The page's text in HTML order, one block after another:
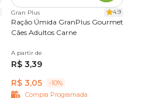
Gran Plus 4.9
Ração Úmida GranPlus Gourmet
Cães Adultos Carne
A partir de
R$ 3,39
R$ 3,05
-10%
Compra Programada